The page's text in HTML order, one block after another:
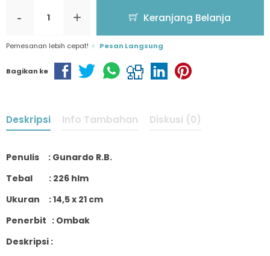
- + Keranjang Belanja
Pemesanan lebih cepat! Pesan Langsung
Bagikan ke
Deskripsi Info Tambahan Diskusi (0)
Penulis : Gunardo R.B.
Tebal : 226 hlm
Ukuran : 14,5 x 21 cm
Penerbit : Ombak
Deskripsi :